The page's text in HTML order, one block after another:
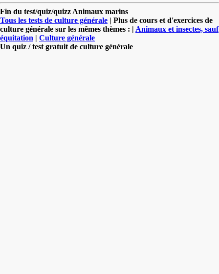
Fin du test/quiz/quizz Animaux marins
Tous les tests de culture générale | Plus de cours et d'exercices de
culture générale sur les mêmes thèmes : | Animaux et insectes, sauf
équitation | Culture générale
Un quiz / test gratuit de culture générale